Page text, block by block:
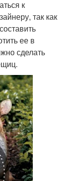
к
так как
ее в
сделать